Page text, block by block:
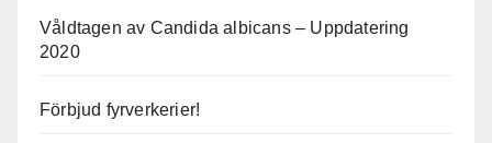
Våldtagen av Candida albicans – Uppdatering
2020
Förbjud fyrverkerier!